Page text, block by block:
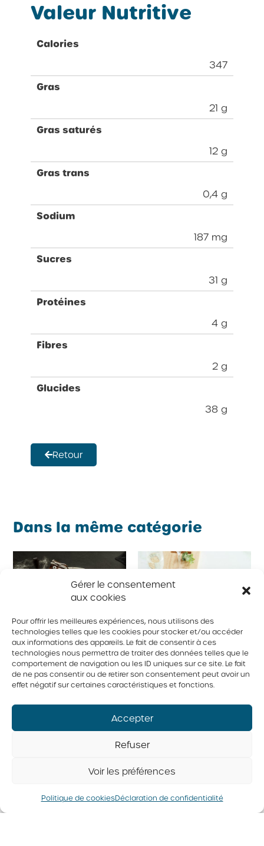
Gérer le consentement
aux cookies
Pour offrir les meilleures expériences, nous utilisons des
technologies telles que les cookies pour stocker et/ou accéder
aux informations des appareils. Le fait de consentir à ces
technologies nous permettra de traiter des données telles que le
comportement de navigation ou les ID uniques sur ce site. Le fait
de ne pas consentir ou de retirer son consentement peut avoir un
effet négatif sur certaines caractéristiques et fonctions.
Accepter
Refuser
Voir les préférences
Politique de cookiesDéclaration de confidentialité
Valeur Nutritive
Calories
347
Gras
21 g
Gras saturés
12 g
Gras trans
0,4 g
Sodium
187 mg
Sucres
31 g
Protéines
4 g
Fibres
2 g
Glucides
38 g
Retour
Dans la même catégorie
Brownie
halloweenesque
Pommes de terre
farcies au cheddar,
Cabane à sucre, Dessert
© 2026 Tous droits réservés. Fédération des producteurs d’oeufs